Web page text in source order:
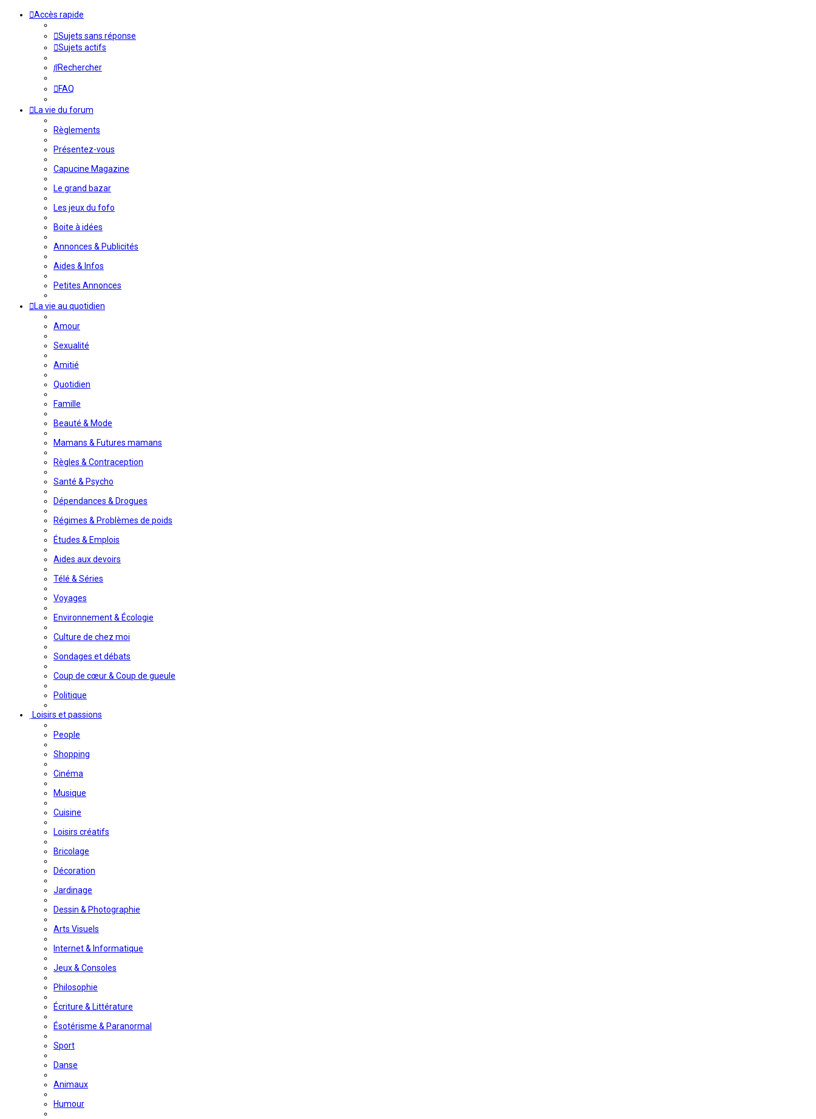
Accès rapide
Sujets sans réponse
Sujets actifs
Rechercher
FAQ
La vie du forum
Règlements
Présentez-vous
Capucine Magazine
Le grand bazar
Les jeux du fofo
Boite à idées
Annonces & Publicités
Aides & Infos
Petites Annonces
La vie au quotidien
Amour
Sexualité
Amitié
Quotidien
Famille
Beauté & Mode
Mamans & Futures mamans
Règles & Contraception
Santé & Psycho
Dépendances & Drogues
Régimes & Problèmes de poids
Études & Emplois
Aides aux devoirs
Télé & Séries
Voyages
Environnement & Écologie
Culture de chez moi
Sondages et débats
Coup de cœur & Coup de gueule
Politique
Loisirs et passions
People
Shopping
Cinéma
Musique
Cuisine
Loisirs créatifs
Bricolage
Décoration
Jardinage
Dessin & Photographie
Arts Visuels
Internet & Informatique
Jeux & Consoles
Philosophie
Écriture & Littérature
Ésotérisme & Paranormal
Sport
Danse
Animaux
Humour